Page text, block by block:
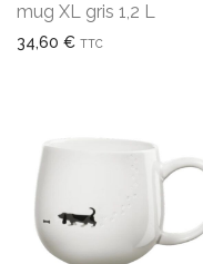
mug XL gris 1,2 L
34,60 € TTC